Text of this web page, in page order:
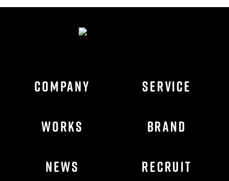
COMPANY SERVICE
WORKS BRAND
NEWS RECRUIT